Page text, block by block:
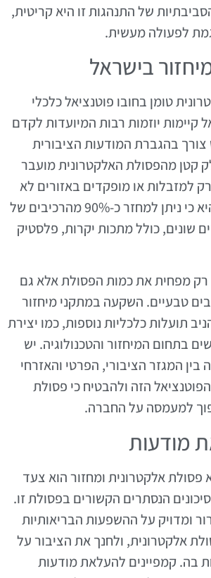
של התנהגות זו היא קריטית,
לפעולה מעשית.
בישראל
טומן בחובו פוטנציאל כלכלי
קיימות יוזמות רבות המיועדות לקדם
בהגברת המודעות הציבורית
קטן מהפסולת האלקטרונית מועבר
למזבלות או מופקדים באזורים לא
מוסדרים. הערכה היא כי ניתן למחזר כ-90% מהרכיבים של
שונים, כולל מתכות יקרות, פלסטיק
רק מפחית את כמות הפסולת אלא גם
טבעיים. השקעה במתקני מיחזור
תועלות כלכליות נוספות, כמו יצירת
בתחום המיחזור והטכנולוגיה. יש
בין המגזר הציבורי, הפרטי והאזרחי
הזה ולהבטיח כי פסולת
למעמסה על החברה.
מודעות
פסולת אלקטרונית ומחזור הוא צעד
הנסתרים הקשורים בפסולת זו.
ומדויק על ההשפעות הבריאותיות
אלקטרונית, ולחנך את הציבור על
בה. קמפיינים להעלאת מודעות